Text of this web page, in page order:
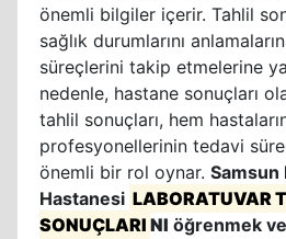
önemli bilgiler içerir. Tahlil
sağlık durumlarını
süreçlerini takip etmelerine
nedenle, hastane sonuçları
tahlil sonuçları, hem
profesyonellerinin tedavi
önemli bir rol oynar. Samsun
Hastanesi LABORATUVAR
SONUÇLARI NI öğrenmek ve